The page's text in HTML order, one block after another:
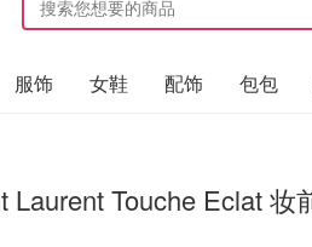
服饰 女鞋 配饰 包包
Laurent Touche Eclat 妆